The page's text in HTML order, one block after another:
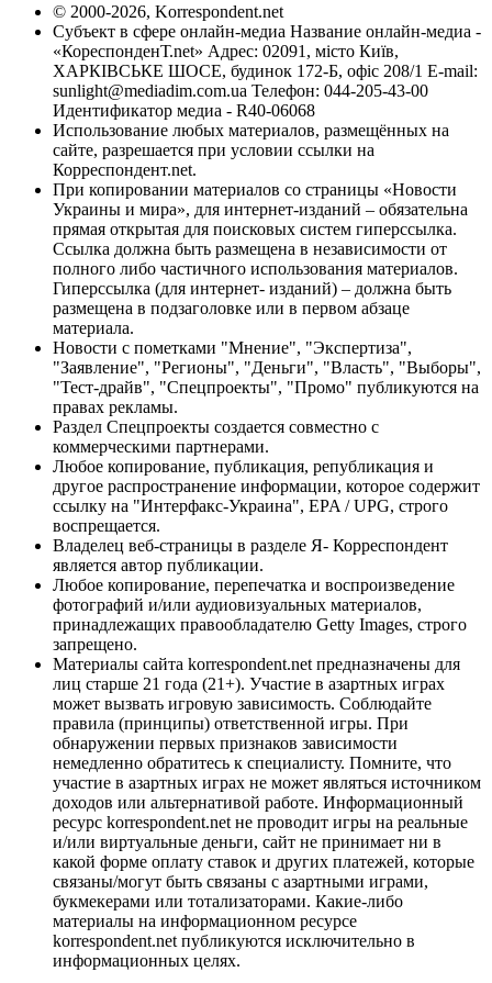
© 2000-2026, Korrespondent.net
Субъект в сфере онлайн-медиа Название онлайн-медиа -
«КореспонденТ.net» Адрес: 02091, місто Київ,
ХАРКІВСЬКЕ ШОСЕ, будинок 172-Б, офіс 208/1 E-mail:
sunlight@mediadim.com.ua Телефон: 044-205-43-00
Идентификатор медиа - R40-06068
Использование любых материалов, размещённых на
сайте, разрешается при условии ссылки на
Корреспондент.net.
При копировании материалов со страницы «Новости
Украины и мира», для интернет-изданий – обязательна
прямая открытая для поисковых систем гиперссылка.
Ссылка должна быть размещена в независимости от
полного либо частичного использования материалов.
Гиперссылка (для интернет- изданий) – должна быть
размещена в подзаголовке или в первом абзаце
материала.
Новости с пометками "Мнение", "Экспертиза",
"Заявление", "Регионы", "Деньги", "Власть", "Выборы",
"Тест-драйв", "Спецпроекты", "Промо" публикуются на
правах рекламы.
Раздел Спецпроекты создается совместно с
коммерческими партнерами.
Любое копирование, публикация, републикация и
другое распространение информации, которое содержит
ссылку на "Интерфакс-Украина", EPA / UPG, строго
воспрещается.
Владелец веб-страницы в разделе Я- Корреспондент
является автор публикации.
Любое копирование, перепечатка и воспроизведение
фотографий и/или аудиовизуальных материалов,
принадлежащих правообладателю Getty Images, строго
запрещено.
Материалы сайта korrespondent.net предназначены для
лиц старше 21 года (21+). Участие в азартных играх
может вызвать игровую зависимость. Соблюдайте
правила (принципы) ответственной игры. При
обнаружении первых признаков зависимости
немедленно обратитесь к специалисту. Помните, что
участие в азартных играх не может являться источником
доходов или альтернативой работе. Информационный
ресурс korrespondent.net не проводит игры на реальные
и/или виртуальные деньги, сайт не принимает ни в
какой форме оплату ставок и других платежей, которые
связаны/могут быть связаны с азартными играми,
букмекерами или тотализаторами. Какие-либо
материалы на информационном ресурсе
korrespondent.net публикуются исключительно в
информационных целях.